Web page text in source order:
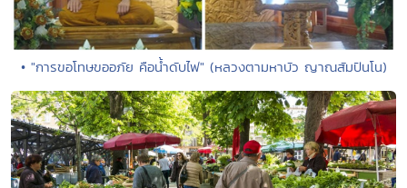
• "การขอโทษขออภัย คือน้ำดับไฟ" (หลวงตามหาบัว ญาณสัมปันโน)